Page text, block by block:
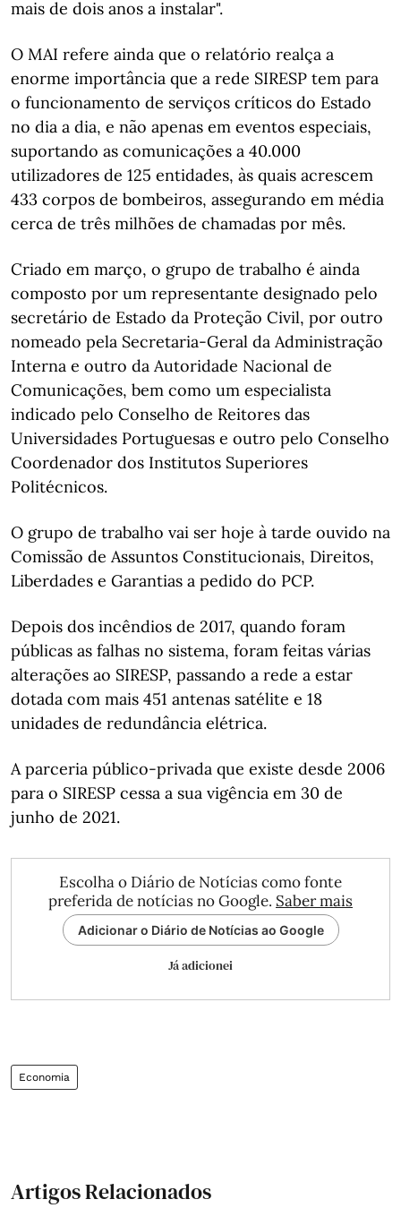
mais de dois anos a instalar".
O MAI refere ainda que o relatório realça a
enorme importância que a rede SIRESP tem para
o funcionamento de serviços críticos do Estado
no dia a dia, e não apenas em eventos especiais,
suportando as comunicações a 40.000
utilizadores de 125 entidades, às quais acrescem
433 corpos de bombeiros, assegurando em média
cerca de três milhões de chamadas por mês.
Criado em março, o grupo de trabalho é ainda
composto por um representante designado pelo
secretário de Estado da Proteção Civil, por outro
nomeado pela Secretaria-Geral da Administração
Interna e outro da Autoridade Nacional de
Comunicações, bem como um especialista
indicado pelo Conselho de Reitores das
Universidades Portuguesas e outro pelo Conselho
Coordenador dos Institutos Superiores
Politécnicos.
O grupo de trabalho vai ser hoje à tarde ouvido na
Comissão de Assuntos Constitucionais, Direitos,
Liberdades e Garantias a pedido do PCP.
Depois dos incêndios de 2017, quando foram
públicas as falhas no sistema, foram feitas várias
alterações ao SIRESP, passando a rede a estar
dotada com mais 451 antenas satélite e 18
unidades de redundância elétrica.
A parceria público-privada que existe desde 2006
para o SIRESP cessa a sua vigência em 30 de
junho de 2021.
Escolha o Diário de Notícias como fonte
preferida de notícias no Google. Saber mais
Adicionar o Diário de Notícias ao Google
Já adicionei
Economia
Artigos Relacionados